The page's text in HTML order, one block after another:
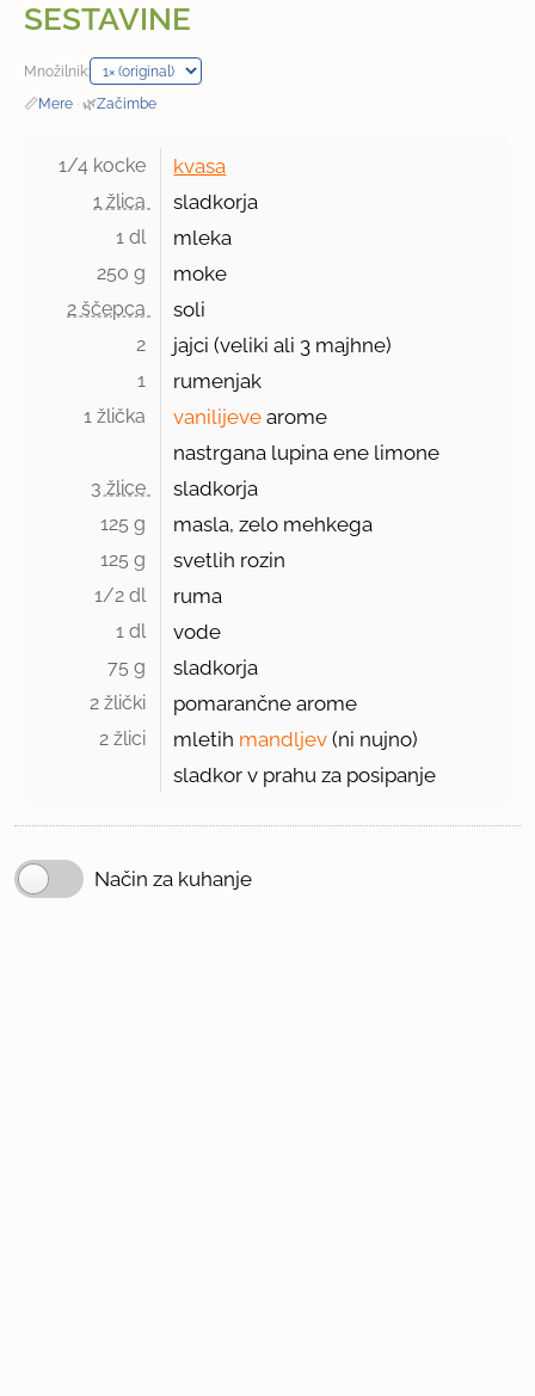
SESTAVINE
Množilnik:
📏Mere · 🌿Začimbe
1/4 kocke kvasa
1 žlica sladkorja
1 dl mleka
250 g moke
2 ščepca soli
2 jajci (veliki ali 3 majhne)
1 rumenjak
1 žlička vanilijeve arome
nastrgana lupina ene limone
3 žlice sladkorja
125 g masla, zelo mehkega
125 g svetlih rozin
1/2 dl ruma
1 dl vode
75 g sladkorja
2 žlički pomarančne arome
2 žlici mletih mandljev (ni nujno)
sladkor v prahu za posipanje
Način za kuhanje